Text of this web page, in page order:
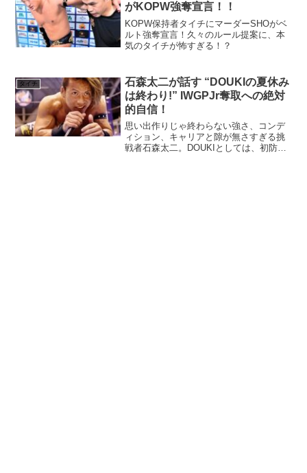
がKOPW強奪宣言！！
KOPW保持者タイチにマーダーSHOがベ
ルト強奪宣言！久々のルール提案に、本
気のタイチが怖すぎる！？
タイチ
石森太二が話す “DOUKIの夏休み
は終わり!” IWGPJr奪取への絶対
的自信！
思い出作りじゃ終わらない強さ、コンデ
ィション、キャリアと隙が無さすぎる挑
戦者石森太二。DOUKIとしては、初防衛